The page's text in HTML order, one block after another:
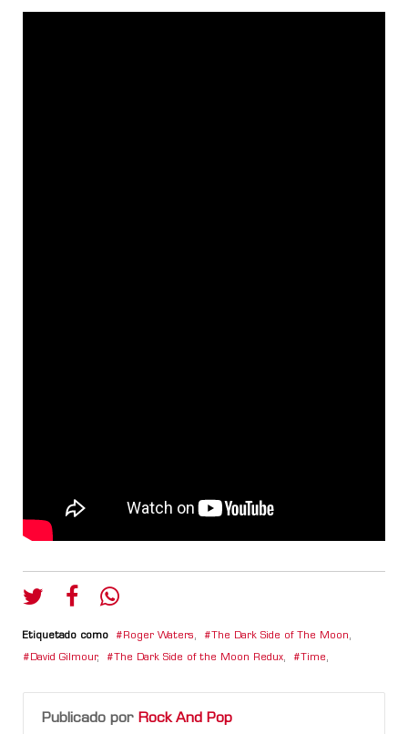
Etiquetado como Roger Waters, The Dark Side of The Moon,
David Gilmour, The Dark Side of the Moon Redux, Time,
Publicado por Rock And Pop